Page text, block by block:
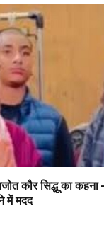
कौर सिद्धू का
में मदद